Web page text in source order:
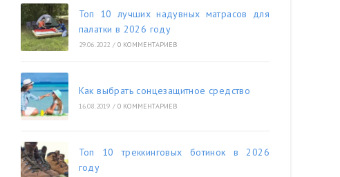
Топ 10 лучших надувных матрасов для
палатки в 2026 году
29.06.2022 / 0 КОММЕНТАРИЕВ
Как выбрать сонцезащитное средство
16.08.2019 / 0 КОММЕНТАРИЕВ
Топ 10 треккинговых ботинок в 2026
году